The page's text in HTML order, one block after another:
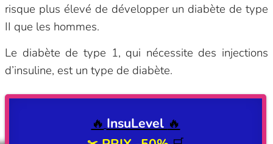
risque plus élevé de développer un diabète de type
II que les hommes.
Le diabète de type 1, qui nécessite des injections
d’insuline, est un type de diabète.
🔥 InsuLevel 🔥